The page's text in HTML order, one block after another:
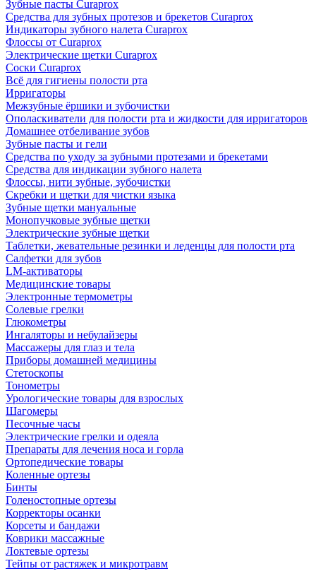
Зубные пасты Curaprox
Средства для зубных протезов и брекетов Curaprox
Индикаторы зубного налета Curaprox
Флоссы от Curaprox
Электрические щетки Curaprox
Соски Curaprox
Всё для гигиены полости рта
Ирригаторы
Межзубные ёршики и зубочистки
Ополаскиватели для полости рта и жидкости для ирригаторов
Домашнее отбеливание зубов
Зубные пасты и гели
Средства по уходу за зубными протезами и брекетами
Средства для индикации зубного налета
Флоссы, нити зубные, зубочистки
Скребки и щетки для чистки языка
Зубные щетки мануальные
Монопучковые зубные щетки
Электрические зубные щетки
Таблетки, жевательные резинки и леденцы для полости рта
Салфетки для зубов
LM-активаторы
Медицинские товары
Электронные термометры
Cолевые грелки
Глюкометры
Ингаляторы и небулайзеры
Массажеры для глаз и тела
Приборы домашней медицины
Стетоскопы
Тонометры
Урологические товары для взрослых
Шагомеры
Песочные часы
Электрические грелки и одеяла
Препараты для лечения носа и горла
Ортопедические товары
Коленные ортезы
Бинты
Голеностопные ортезы
Корректоры осанки
Корсеты и бандажи
Коврики массажные
Локтевые ортезы
Тейпы от растяжек и микротравм